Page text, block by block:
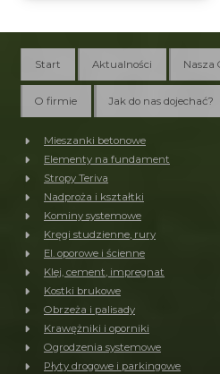
Start Aktualności Nasza
O firmie Jak do nas dojechać?
Mieszanki betonowe
Elementy na fundament
Stropy Teriva
Nadproża i kształtki
Kominy systemowe
Kręgi studzienne, rury
El. oporowe i ścienne
Klej, cement, impregnat
Kostki brukowe
Obrzeża i palisady
Krawężniki i oporniki
Ogrodzenia systemowe
Płyty drogowe i parkingowe